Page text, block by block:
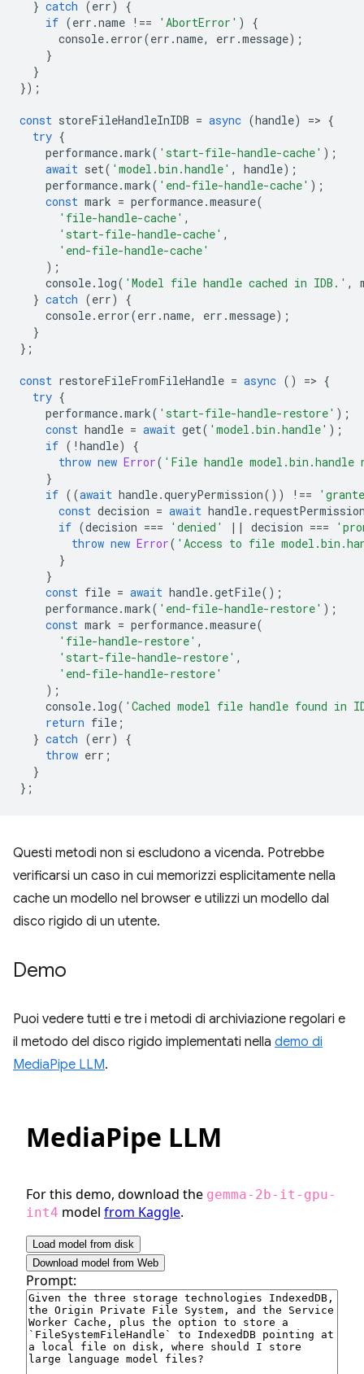
} catch (err)
{
if (err .name !== 'AbortError' )
{
console. error(err .name, err .message);
}
}
});
const storeFileHandleInIDB = async (handle) => {
try {
performance.mark( 'start-file-handle-cache' );
await set( 'model.bin.handle' , handle);
performance.mark( 'end-file-handle-cache' );
const mark = performance.measure(
'file-handle-cache' ,
'start-file-handle-cache' ,
'end-file-handle-cache'
);
console. log( 'Model file handle cached in IDB.' ,
} catch (err)
{
console. error(err .name, err .message);
}
};
const restoreFileFromFileHandle = async () => {
try {
performance.mark( 'start-file-handle-restore' );
const handle = await get( 'model.bin.handle' );
if ( ! handle)
{
throw new Error( 'File handle
}
if ((await handle.queryPermission()) !==
const decision = await handle.
if (decision === 'denied' || decision ===
throw new Error( 'Access to file
}
}
const file = await handle.getFile();
performance.mark( 'end-file-handle-restore' );
const mark = performance.measure(
'file-handle-restore' ,
'start-file-handle-restore' ,
'end-file-handle-restore'
);
console. log( 'Cached model file handle found in
return file ;
} catch (err)
{
throw err ;
}
};
Questi metodi non si escludono a vicenda. Potrebbe
verificarsi un caso in cui memorizzi esplicitamente nella
cache un modello nel browser e utilizzi un modello dal
disco rigido di un utente.
Demo
Puoi vedere tutti e tre i metodi di archiviazione regolari e
il metodo del disco rigido implementati nella demo di
MediaPipe LLM.